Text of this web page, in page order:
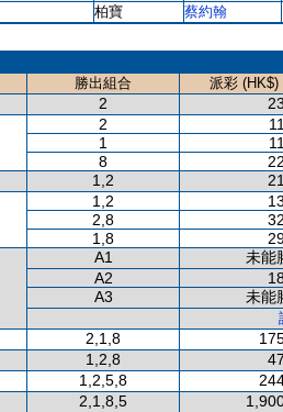
柏寶 蔡約翰
勝出組合
派彩 (HK$)
2
2
1
8
1,2
1,2
2,8
1,8
A1
未能
A2
A3
未能
2,1,8
1,2,8
1,2,5,8
2,1,8,5